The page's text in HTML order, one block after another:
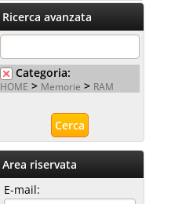
Ricerca avanzata
Categoria:
HOME > Memorie > RAM
Area riservata
E-mail: